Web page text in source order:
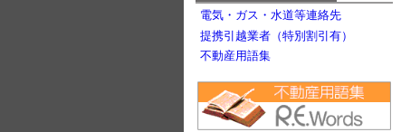
電気・ガス・水道等連絡先
提携引越業者（特別割引有）
不動産用語集